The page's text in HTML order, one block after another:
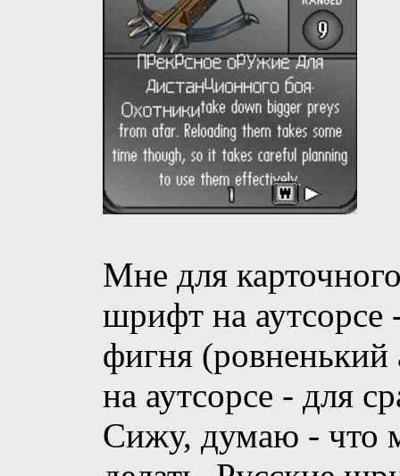
Мне для
шрифт на аутсорсе
фигня
на аутсорсе - для
Сижу, думаю - что